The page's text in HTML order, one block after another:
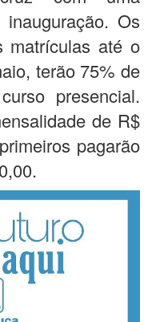
Os
matrículas até o
terão 75% de
presencial.
de R$
pagarão